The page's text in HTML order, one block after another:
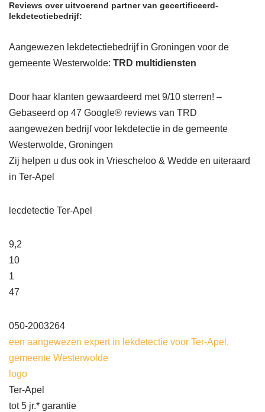
Reviews over uitvoerend partner van gecertificeerd-
lekdetectiebedrijf:
Aangewezen lekdetectiebedrijf in Groningen voor de
gemeente Westerwolde: TRD multidiensten
Door haar klanten gewaardeerd met 9/10 sterren! –
Gebaseerd op 47 Google® reviews van TRD
aangewezen bedrijf voor lekdetectie in de gemeente
Westerwolde, Groningen
Zij helpen u dus ook in Vriescheloo & Wedde en uiteraard
in Ter-Apel
lecdetectie Ter-Apel
9,2
10
1
47
050-2003264
een aangewezen expert in lekdetectie voor Ter-Apel,
gemeente Westerwolde
logo
Ter-Apel
tot 5 jr.* garantie